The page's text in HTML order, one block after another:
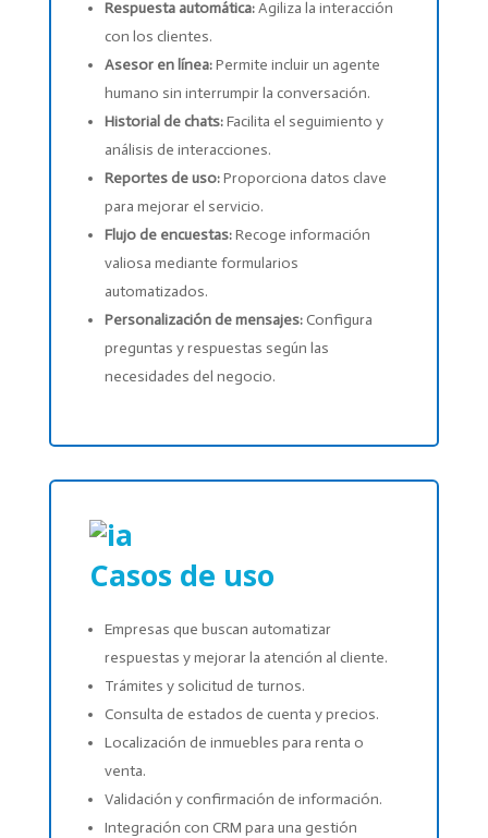
Respuesta automática:Agiliza la interacción
con los clientes.
Asesor en línea:Permite incluir un agente
humano sin interrumpir la conversación.
Historial de chats:Facilita el seguimiento y
análisis de interacciones.
Reportes de uso:Proporciona datos clave
para mejorar el servicio.
Flujo de encuestas:Recoge información
valiosa mediante formularios
automatizados.
Personalización de mensajes:Configura
preguntas y respuestas según las
necesidades del negocio.
Casos de uso
Empresas que buscan automatizar
respuestas y mejorar la atención al cliente.
Trámites y solicitud de turnos.
Consulta de estados de cuenta y precios.
Localización de inmuebles para renta o
venta.
Validación y confirmación de información.
Integración con CRM para una gestión